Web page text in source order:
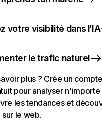
votre visibilité dans l’IA
le trafic naturel
plus ? Crée un compte
pour analyser n'importe
les tendances et
sur le web.